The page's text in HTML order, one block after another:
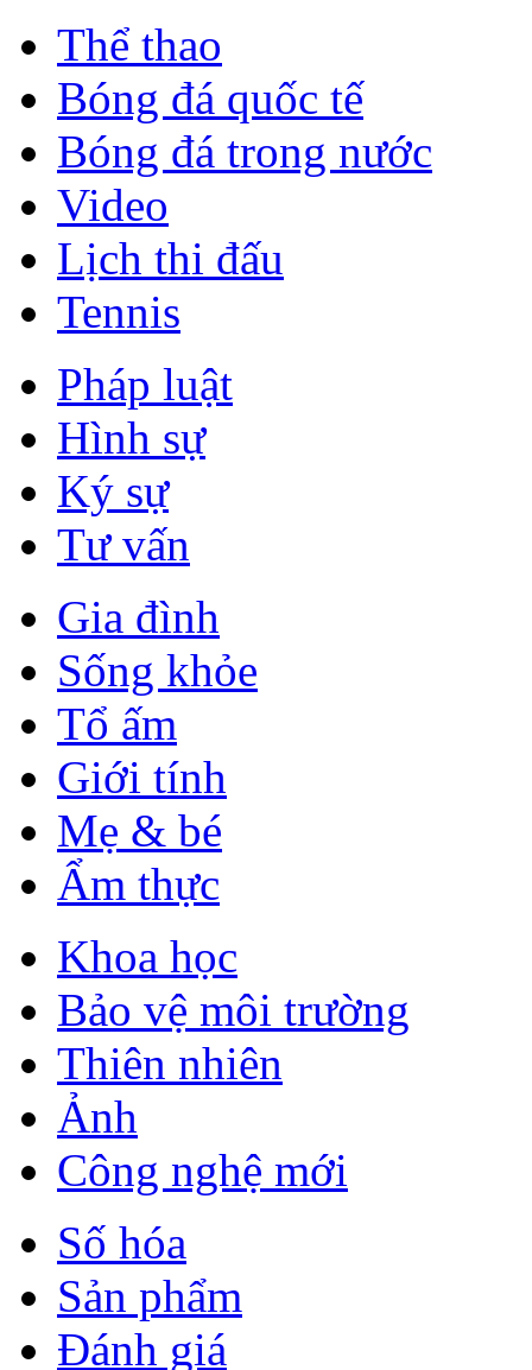
Thể thao
Bóng đá quốc tế
Bóng đá trong nước
Video
Lịch thi đấu
Tennis
Pháp luật
Hình sự
Ký sự
Tư vấn
Gia đình
Sống khỏe
Tổ ấm
Giới tính
Mẹ & bé
Ẩm thực
Khoa học
Bảo vệ môi trường
Thiên nhiên
Ảnh
Công nghệ mới
Số hóa
Sản phẩm
Đánh giá